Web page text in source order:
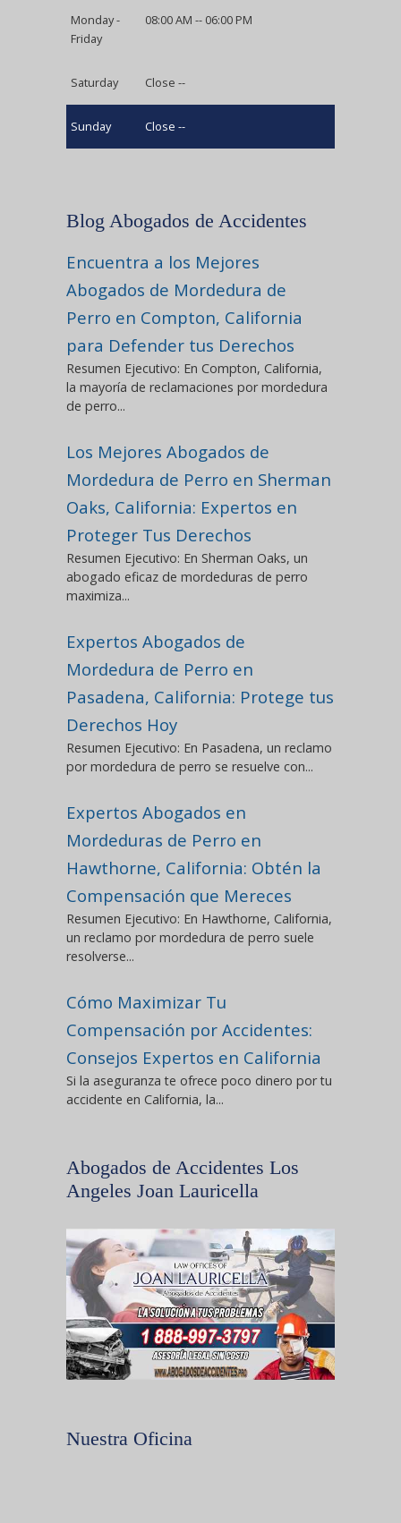
Monday -
Friday
08:00 AM -- 06:00 PM
Saturday Close --
Sunday Close --
Blog Abogados de Accidentes
Encuentra a los Mejores
Abogados de Mordedura de
Perro en Compton, California
para Defender tus Derechos
Resumen Ejecutivo: En Compton, California,
la mayoría de reclamaciones por mordedura
de perro...
Los Mejores Abogados de
Mordedura de Perro en Sherman
Oaks, California: Expertos en
Proteger Tus Derechos
Resumen Ejecutivo: En Sherman Oaks, un
abogado eficaz de mordeduras de perro
maximiza...
Expertos Abogados de
Mordedura de Perro en
Pasadena, California: Protege tus
Derechos Hoy
Resumen Ejecutivo: En Pasadena, un reclamo
por mordedura de perro se resuelve con...
Expertos Abogados en
Mordeduras de Perro en
Hawthorne, California: Obtén la
Compensación que Mereces
Resumen Ejecutivo: En Hawthorne, California,
un reclamo por mordedura de perro suele
resolverse...
Cómo Maximizar Tu
Compensación por Accidentes:
Consejos Expertos en California
Si la aseguranza te ofrece poco dinero por tu
accidente en California, la...
Abogados de Accidentes Los
Angeles Joan Lauricella
Nuestra Oficina